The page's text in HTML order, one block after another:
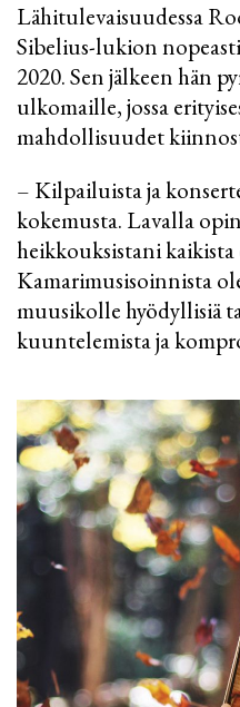
Lähitulevaisuudessa
Sibelius-lukion
2020. Sen jälkeen hän
ulkomaille, jossa
mahdollisuudet
– Kilpailuista ja
kokemusta. Lavalla
heikkouksistani
Kamarimusisoinnista
muusikolle hyödyllisiä
kuuntelemista ja